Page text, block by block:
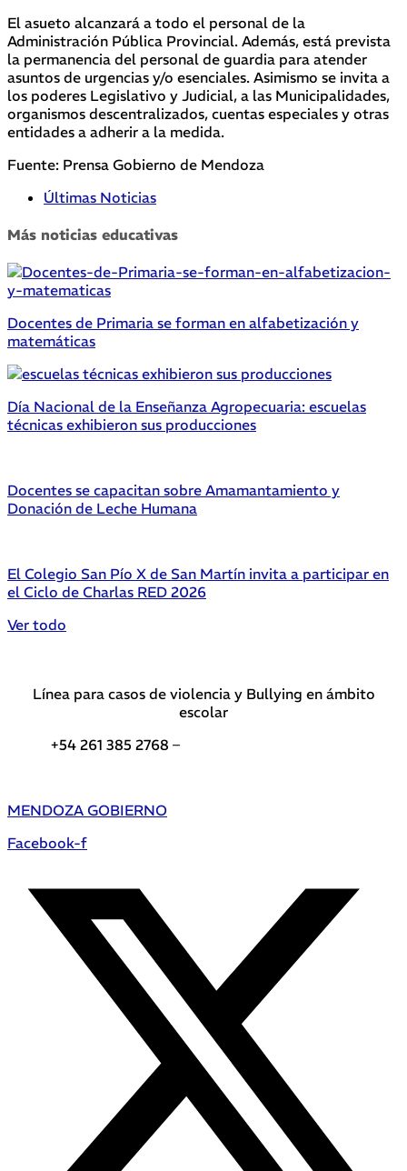
El asueto alcanzará a todo el personal de la
Administración Pública Provincial. Además, está prevista
la permanencia del personal de guardia para atender
asuntos de urgencias y/o esenciales. Asimismo se invita a
los poderes Legislativo y Judicial, a las Municipalidades,
organismos descentralizados, cuentas especiales y otras
entidades a adherir a la medida.
Fuente: Prensa Gobierno de Mendoza
Últimas Noticias
Más noticias educativas
Docentes de Primaria se forman en alfabetización y
matemáticas
Día Nacional de la Enseñanza Agropecuaria: escuelas
técnicas exhibieron sus producciones
Docentes se capacitan sobre Amamantamiento y
Donación de Leche Humana
El Colegio San Pío X de San Martín invita a participar en
el Ciclo de Charlas RED 2026
Ver todo
Línea para casos de violencia y Bullying en ámbito
escolar
+54 261 385 2768 –
MENDOZA GOBIERNO
Facebook-f